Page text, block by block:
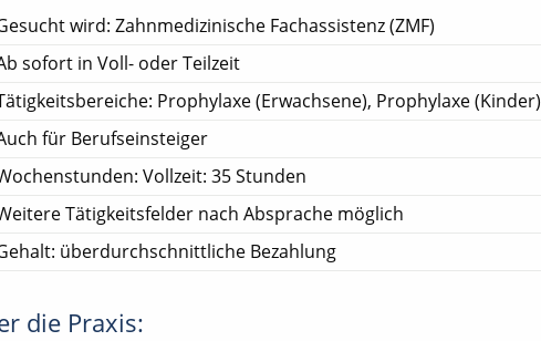
wird: Zahnmedizinische Fachassistenz (ZMF)
sofort in Voll- oder Teilzeit
Prophylaxe (Erwachsene), Prophylaxe (Kinder)
für Berufseinsteiger
Vollzeit: 35 Stunden
Tätigkeitsfelder nach Absprache möglich
überdurchschnittliche Bezahlung
die Praxis: